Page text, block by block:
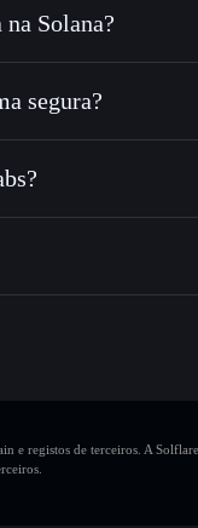
milhares de outros
em $LBLS
as
Solana?
segura?
carteira não-custodial
e registos de terceiros. A